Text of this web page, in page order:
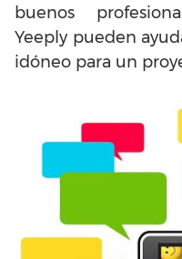
buenos
Yeeply pueden
idóneo para un